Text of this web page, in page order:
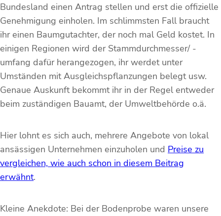
Bundesland einen Antrag stellen und erst die offizielle
Genehmigung einholen. Im schlimmsten Fall braucht
ihr einen Baumgutachter, der noch mal Geld kostet. In
einigen Regionen wird der Stammdurchmesser/ -
umfang dafür herangezogen, ihr werdet unter
Umständen mit Ausgleichspflanzungen belegt usw.
Genaue Auskunft bekommt ihr in der Regel entweder
beim zuständigen Bauamt, der Umweltbehörde o.ä.
Hier lohnt es sich auch, mehrere Angebote von lokal
ansässigen Unternehmen einzuholen und Preise zu
vergleichen, wie auch schon in diesem Beitrag
erwähnt.
Kleine Anekdote: Bei der Bodenprobe waren unsere